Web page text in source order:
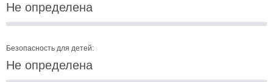
Не определена
Безопасность для детей:
Не определена